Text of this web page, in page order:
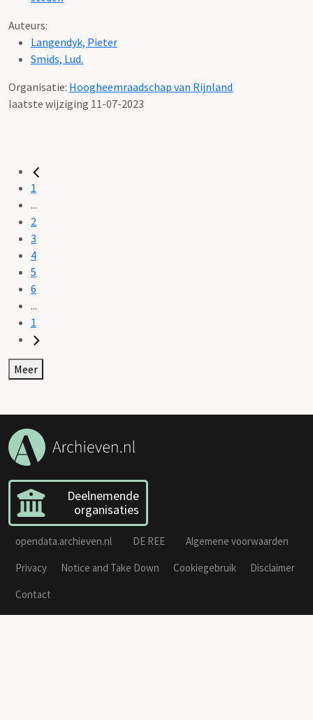
Auteurs:
Langendyk, Pieter
Smids, Lud.
Organisatie: Hoogheemraadschap van Rijnland
laatste wijziging 11-07-2023
1
...
2
3
4
5
6
...
1
Meer
Deelnemende
organisaties
opendata.archieven.nl DE REE
Algemene voorwaarden
Privacy
Notice and Take Down Cookiegebruik
Disclaimer
Contact